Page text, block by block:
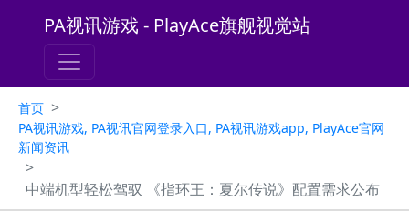
PA视讯游戏 - PlayAce旗舰视觉站
首页 >
PA视讯游戏, PA视讯官网登录入口, PA视讯游戏app, PlayAce官网
新闻资讯
>
中端机型轻松驾驭 《指环王：夏尔传说》配置需求公布